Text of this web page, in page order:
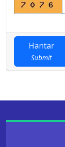
Hantar
Submit